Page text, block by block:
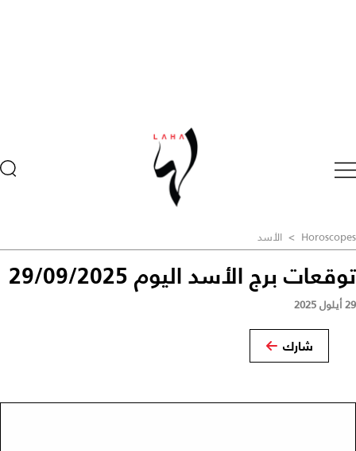
Horoscopes
> الأسد
توقعات برج الأسد اليوم 29/09/2025
29 أيلول 2025
شارك